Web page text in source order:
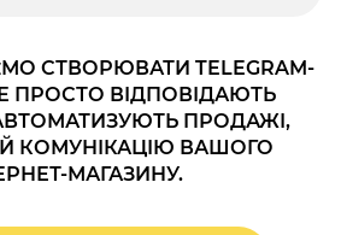
СТВОРЮВАТИ TELEGRAM-
ПРОСТО ВІДПОВІДАЮТЬ
ПРОДАЖІ,
КОМУНІКАЦІЮ ВАШОГО
МАГАЗИНУ.